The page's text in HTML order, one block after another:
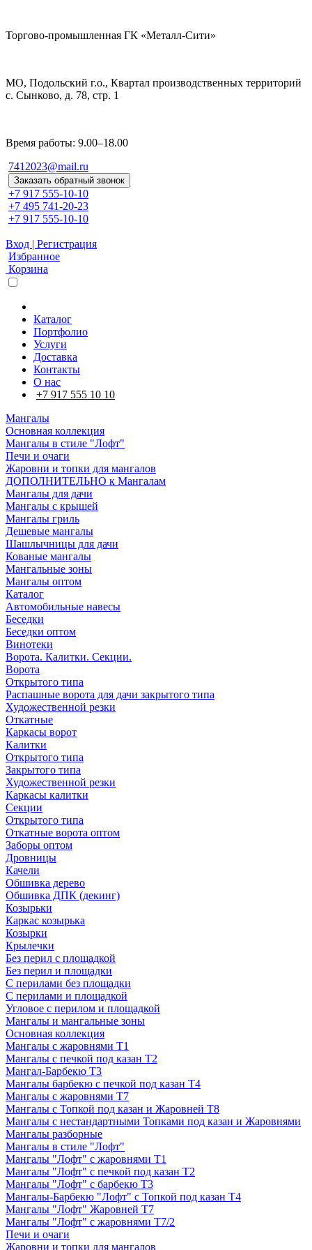
Торгово-промышленная ГК «Металл-Сити»
МО, Подольский г.о., Квартал производственных территорий
с. Сынково, д. 78, стр. 1
Время работы: 9.00–18.00
7412023@mail.ru
Заказать обратный звонок
+7 917 555-10-10
+7 495 741-20-23
+7 917 555-10-10
Вход | Регистрация
Избранное
Корзина
Каталог
Портфолио
Услуги
Доставка
Контакты
О нас
+7 917 555 10 10
Мангалы
Основная коллекция
Мангалы в стиле "Лофт"
Печи и очаги
Жаровни и топки для мангалов
ДОПОЛНИТЕЛЬНО к Мангалам
Мангалы для дачи
Мангалы с крышей
Мангалы гриль
Дешевые мангалы
Шашлычницы для дачи
Кованые мангалы
Мангальные зоны
Мангалы оптом
Каталог
Автомобильные навесы
Беседки
Беседки оптом
Винотеки
Ворота. Калитки. Секции.
Ворота
Открытого типа
Распашные ворота для дачи закрытого типа
Художественной резки
Откатные
Каркасы ворот
Калитки
Открытого типа
Закрытого типа
Художественной резки
Каркасы калитки
Секции
Открытого типа
Откатные ворота оптом
Заборы оптом
Дровницы
Качели
Обшивка дерево
Обшивка ДПК (декинг)
Козырьки
Каркас козырька
Козырки
Крылечки
Без перил с площадкой
Без перил и площадки
С перилами без площадки
С перилами и площадкой
Угловое с перилом и площадкой
Мангалы и мангальные зоны
Основная коллекция
Мангалы с жаровнями Т1
Мангалы с печкой под казан Т2
Мангал-Барбекю Т3
Мангалы барбекю с печкой под казан Т4
Мангалы с жаровнями Т7
Мангалы с Топкой под казан и Жаровней Т8
Мангалы с нестандартными Топками под казан и Жаровнями
Мангалы разборные
Мангалы в стиле "Лофт"
Мангалы "Лофт" с жаровнями Т1
Мангалы "Лофт" с печкой под казан Т2
Мангалы "Лофт" с барбекю Т3
Мангалы-Барбекю "Лофт" с Топкой под казан Т4
Мангалы "Лофт" Жаровней Т7
Мангалы "Лофт" с жаровнями Т7/2
Печи и очаги
Жаровни и топки для мангалов